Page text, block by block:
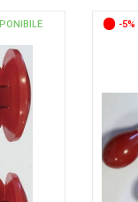
-5%